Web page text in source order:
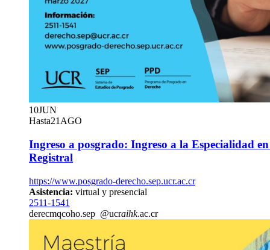
10JUN
Hasta21 AGO
Ingreso a posgrado: Ingreso a la Especialidad
Registral
https://www.posgrado-derecho.sep.ucr.ac.cr
Asistencia: virtual y presencial
2511-1541
derecmqcoho.sep @ucraihk.ac.cr